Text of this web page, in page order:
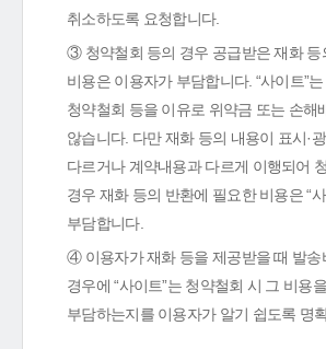
취소하도록 요청합니다.
③ 청약철회 등의 경우 공급받은 재화 등
비용은 이용자가 부담합니다. “사이트”
청약철회 등을 이유로 위약금 또는 손해
않습니다. 다만 재화 등의 내용이 표시·
다르거나 계약내용과 다르게 이행되어
경우 재화 등의 반환에 필요한 비용은 “
부담합니다.
④ 이용자가 재화 등을 제공받을 때 발송
경우에 “사이트”는 청약철회 시 그 비용
부담하는지를 이용자가 알기 쉽도록 명